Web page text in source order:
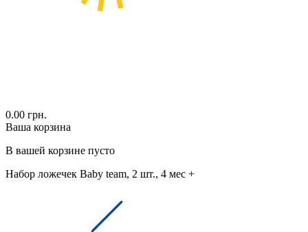
0.00 грн.
Ваша корзина
В вашей корзине пусто
Набор ложечек Baby team, 2 шт., 4 мес +